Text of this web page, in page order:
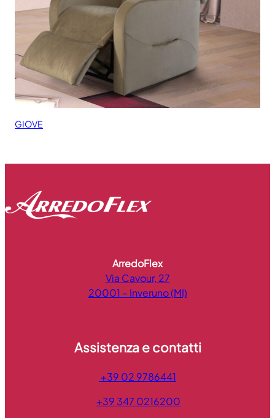
GIOVE
ArredoFlex
Via Cavour, 27
20001 – Inveruno (MI)
Assistenza e contatti
+39 02 9786441
+39 347 0216200